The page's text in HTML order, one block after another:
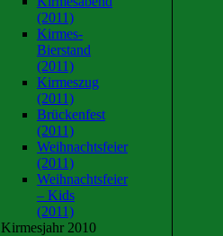
(2011)
Kirmes-
Bierstand
(2011)
Kirmeszug
(2011)
Brückenfest
(2011)
Weihnachtsfeier
(2011)
Weihnachtsfeier
– Kids
(2011)
Kirmesjahr 2010